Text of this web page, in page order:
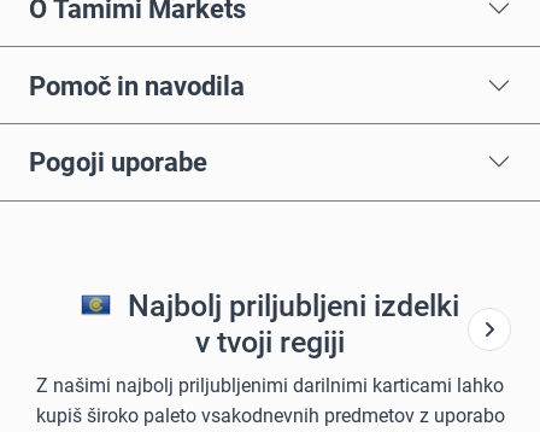
O Tamimi Markets
Pomoč in navodila
Pogoji uporabe
Najbolj priljubljeni izdelki
v tvoji regiji
Z našimi najbolj priljubljenimi darilnimi karticami lahko
kupiš široko paleto vsakodnevnih predmetov z uporabo